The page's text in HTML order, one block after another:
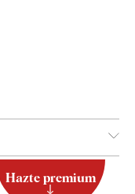
Hazte premium